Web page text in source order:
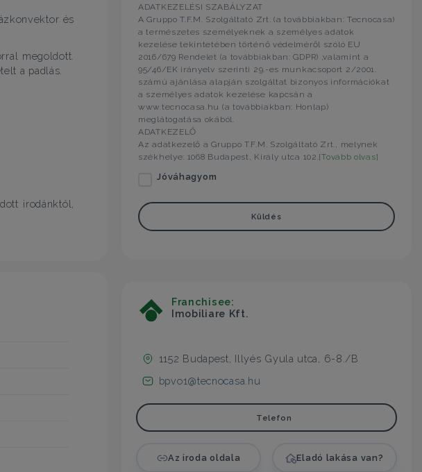
és
megoldott.
a padlás.
irodánktól,
ADATKEZELÉSI SZABÁLYZAT
A Gruppo T.F.M. Szolgáltató Zrt. (a továbbiakban: Tecnocasa)
a természetes személyeknek a személyes adatok
kezelése tekintetében történő védelméről szóló EU
2016/679 Rendelet (a továbbiakban: GDPR) ,valamint a
95/46/EK irányelv szerinti 29.-es munkacsoport 2/2001.
számú ajánlása alapján szolgáltat bizonyos információkat
a személyes adatok kezelése kapcsán a
www.tecnocasa.hu (a továbbiakban: Honlap)
meglátogatása okából.
ADATKEZELŐ
Az adatkezelő a Gruppo T.F.M. Szolgáltató Zrt., melynek
székhelye: 1068 Budapest, Király utca 102.[Tovább olvas]
Jóváhagyom
Küldés
Franchisee:
Imobiliare Kft.
1152 Budapest, Illyés Gyula utca, 6-8./B
bpvo1@tecnocasa.hu
Telefon
Az iroda oldala Eladó lakása van?